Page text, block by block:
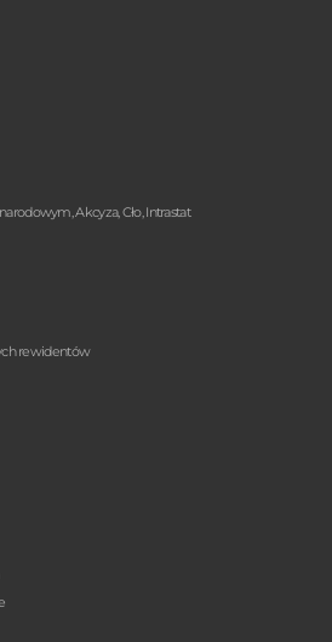
Akcyza, Cło, Intrastat
rewidentów